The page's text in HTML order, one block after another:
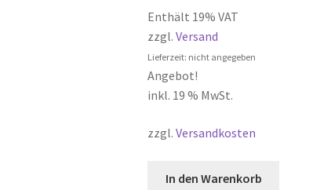
war:
350,00 €
ist:
Enthält 19% VAT
zzgl.Versand
Lieferzeit: nicht angegeben
Angebot!
inkl. 19 % MwSt.
zzgl.Versandkosten
In den Warenkorb